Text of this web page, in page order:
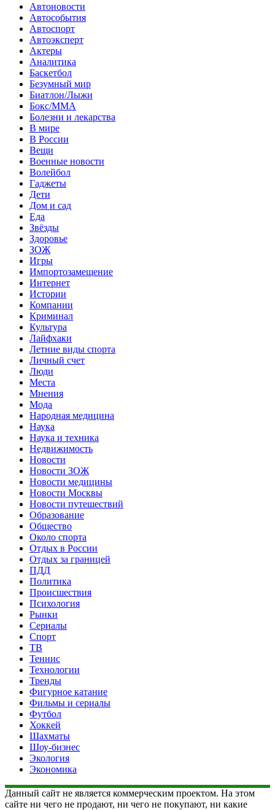
Автоновости
Автособытия
Автоспорт
Автоэксперт
Актеры
Аналитика
Баскетбол
Безумный мир
Биатлон/Лыжи
Бокс/MMA
Болезни и лекарства
В мире
В России
Вещи
Военные новости
Волейбол
Гаджеты
Дети
Дом и сад
Еда
Звёзды
Здоровье
ЗОЖ
Игры
Импортозамещение
Интернет
Истории
Компании
Криминал
Культура
Лайфхаки
Летние виды спорта
Личный счет
Люди
Места
Мнения
Мода
Народная медицина
Наука
Наука и техника
Недвижимость
Новости
Новости ЗОЖ
Новости медицины
Новости Москвы
Новости путешествий
Образование
Общество
Около спорта
Отдых в России
Отдых за границей
ПДД
Политика
Происшествия
Психология
Рынки
Сериалы
Спорт
ТВ
Теннис
Технологии
Тренды
Фигурное катание
Фильмы и сериалы
Футбол
Хоккей
Шахматы
Шоу-бизнес
Экология
Экономика
Данный сайт не является коммерческим проектом. На этом
сайте ни чего не продают, ни чего не покупают, ни какие